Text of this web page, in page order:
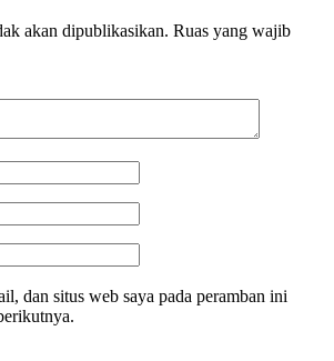
akan dipublikasikan. Ruas yang wajib
dan situs web saya pada peramban ini